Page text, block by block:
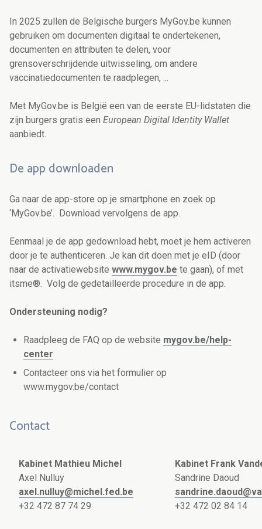
In 2025 zullen de Belgische burgers MyGov.be kunnen
gebruiken om documenten digitaal te ondertekenen,
documenten en attributen te delen, voor
grensoverschrijdende uitwisseling, om andere
vaccinatiedocumenten te raadplegen, ...
Met MyGov.be is België een van de eerste EU-lidstaten die
zijn burgers gratis een European Digital Identity Wallet
aanbiedt.
De app downloaden
Ga naar de app-store op je smartphone en zoek op
‘MyGov.be’. Download vervolgens de app.
Eenmaal je de app gedownload hebt, moet je hem activeren
door je te authenticeren. Je kan dit doen met je eID (door
naar de activatiewebsite www.mygov.be te gaan), of met
itsme®. Volg de gedetailleerde procedure in de app.
Ondersteuning nodig?
Raadpleeg de FAQ op de website mygov.be/help-
center
Contacteer ons via het formulier op
www.mygov.be/contact
Contact
Kabinet Mathieu Michel
Axel Nulluy
axel.nulluy@michel.fed.be
+32 472 87 74 29
Kabinet Frank
Sandrine Daoud
+32 472 02 84 14